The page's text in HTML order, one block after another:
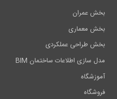
بخش عمران
بخش معماری
بخش طراحی عملکردی
مدل سازی اطلاعات ساختمان BIM
آموزشگاه
فروشگاه